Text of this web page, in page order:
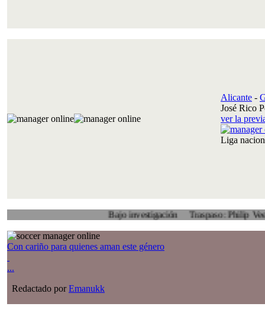
Alicante -
José Rico
ver la
Liga
Bajo investigación Traspaso: Philip Veenhuis,
Con cariño para quienes aman este género
...
Redactado porEmanukk